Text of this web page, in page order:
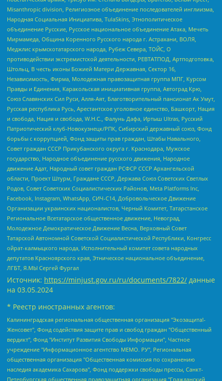
Misanthropic division, Религиозное объединение последователей инглиизма,
Народная Социальная Инициатива, TulaSkins, Этнополитическое
объединение Русские, Русское национальное объединение Атака, Мечеть
Мирмамеда, Община Коренного Русского народа г. Астрахани, ВОЛЯ,
Меджлис крымскотатарского народа, Рубеж Севера, ТОЙС, О
противодействии экстремистской деятельности, РЕВТАТПОД, Артподготовка,
Штольц, В честь иконы Божией Матери Державная, Сектор 16,
Независимость, Фирма, Молодежная правозащитная группа МПГ, Курсом
Правды и Единения, Каракольская инициативная группа, Автоград Крю,
Союз Славянских Сил Руси, Алля-Аят, Благотворительный пансионат Ак Умут,
Русская республика Русь, Арестантское уголовное единство, Башкорт, Нация
и свобода, Нация и свобода, W.H.С., Фалунь Дафа, Иртыш Ultras, Русский
Патриотический клуб-Новокузнецк/РПК, Сибирский державный союз, Фонд
борьбы с коррупцией, Фонд защиты прав граждан, Штабы Навального,
Совет граждан СССР Прикубанского округа г. Краснодара, Мужское
государство, Народное объединение русского движения, Народное
движение Адат, Народный совет граждан РСФСР СССР Архангельской
области, Проект Штурм, Граждане СССР, Держава Союз Советских Светлых
Родов, Совет Советских Социалистических Районов, Meta Platforms Inc,
Facebook, Instagram, WhatsApp, СИЧ-С14, Добровольческое Движение
Организации украинских националистов, Черный Комитет, Татарстанское
Региональное Всетатарское общественное движение, Невоград,
Молодежное Демократическое Движение Весна, Верховный Совет
Татарской Автономной Советской Социалистической Республики, Конгресс
ойрат-калмыцкого народа, Исполнительный комитет совета народных
депутатов Красноярского края, Этническое национальное объединение,
ЛГБТ, Я.МЫ Сергей Фургал
Источник: https://minjust.gov.ru/ru/documents/7822/ данные
на 03.05.2024
* Реестр иностранных агентов:
Калининградская региональная общественная организация "Экозащита!-Женсовет", Фонд содействия защите прав и свобод граждан "Общественный вердикт", Фонд "Институт Развития Свободы Информации", Частное учреждение "Информационное агентство МЕМО. РУ", Региональная общественная организация "Общественная комиссия по сохранению наследия академика Сахарова", Фонд поддержки свободы прессы, Санкт-Петербургская общественная правозащитная организация "Гражданский контроль", Межрегиональная общественная организация "Информационно-просветительский центр "Мемориал", Региональный Фонд "Центр Защиты Прав Средств Массовой Информации", с 05.12.2023 Фонд "Центр Защиты Прав Средств массовой информации", Региональная общественная благотворительная организация помощи беженцам и мигрантам "Гражданское содействие", Негосударственное образовательное учреждение дополнительного профессионального образования (повышение квалификации) специалистов "АКАДЕМИЯ ПО ПРАВАМ ЧЕЛОВЕКА", Свердловская региональная общественная организация "Сутяжник", Автономная некоммерческая организация "Центр независимых социологических исследований", Союз общественных объединений "Российский исследовательский центр по правам человека", Региональное общественное учреждение научно-информационный центр "МЕМОРИАЛ", Некоммерческая организация "Фонд защиты гласности", Автономная некоммерческая организация "Институт прав человека", Городская общественная организация "Екатеринбургское общество "МЕМОРИАЛ", Городская общественная организация "Рязанское историко-просветительское и правозащитное общество "Мемориал" (Рязанский Мемориал), Челябинский региональный орган общественной самодеятельности – женское общественное объединение "Женщины Евразии", Челябинский региональный орган общественной самодеятельности "Уральская правозащитная группа", Фонд содействия защите здоровья и социальной справедливости имени Андрея Рылькова, Автономная Некоммерческая Организация "Аналитический Центр Юрия Левады", Автономная некоммерческая организация социальной поддержки населения "Проект Апрель", Региональная общественная организация помощи женщинам и детям, находящимся в кризисной ситуации "Информационно-методический центр "Анна", Фонд содействия развитию массовых коммуникаций и правовому просвещению "Так-так-Так", Фонд содействия устойчивому развитию "Серебряная тайга", Свердловский региональный общественный фонд социальных проектов "Новое время", "Idel.Реалии", Кавказ.Реалии, Крым.Реалии, Телеканал Настоящее Время, Татаро-башкирская служба Радио Свобода (Azatliq Radiosi), Радио Свободная Европа/Радио Свобода (PCE/PC), "Сибирь.Реалии", "Фактограф", Благотворительный фонд помощи осужденным и их семьям, Автономная некоммерческая организация "Институт глобализации и социальных движений", Фонд "В защиту прав заключенных", Частное учреждение "Центр поддержки и содействия развитию средств массовой информации", Пензенский региональный общественный благотворительный фонд "Гражданский союз", "Север.Реалии", Некоммерческая организация Фонд "Правовая инициатива", Общество с ограниченной ответственностью "Радио Свободная Европа/Радио Свобода", Чешское информационное агентство "MEDIUM-ORIENT", Красноярская региональная общественная организация "Мы против СПИДа", Камалягин Денис Николаевич, Маркелов Сергей Евгеньевич, Пономарев Лев Александрович, Савицкая Людмила Алексеевна, Автономная некоммерческая организация "Центр по работе с проблемой насилия "НАСИЛИЮ.НЕТ", Межрегиональный профессиональный союз работников здравоохранения "Альянс врачей", Юридическое лицо, зарегистрированное в Латвийской Республике, SIA "Medusa Project" (регистрационный номер 40103797863, дата регистрации 10.06.2014), Некоммерческая организация "Фонд по борьбе с коррупцией", Автономная некоммерческая организация "Институт права и публичной политики", Баданин Роман Сергеевич, Гликин Максим Александрович, Железнова Мария Михайловна, Лукьянова Юлия Сергеевна, Маетная Елизавета Витальевна, Маняхин Петр Борисович, Чуракова Ольга Владимировна, Ярош Юлия Петровна, Юридическое лицо "The Insider SIA", зарегистрированное в Риге, Латвийская Республика (дата регистрации 26.06.2015), являющееся администратором доменного имени интернет-издания "The Insider SIA", https://theins.ru, Постернак Алексей Евгеньевич, Рубин Михаил Аркадьевич, Анин Роман Александрович, Юридическое лицо Istories fonds, зарегистрированное в Латвийской Республике (регистрационный номер 50008295751, дата регистрации 24.02.2020), Великовский Дмитрий Александрович, Долинина Ирина Николаевна, Мароховская Алеся Алексеевна, Шлейнов Роман Юрьевич, Шмагун Олеся Валентиновна, Общество с ограниченной ответственностью "Альтаир 2021", Общество с ограниченной ответственностью "Вега 2021", Общество с ограниченной ответственностью "Главный редактор 2021", Общество с ограниченной ответственностью "Ромашки монолит", Важенков Артем Валерьевич, Ивановская областная общественная организация "Центр гендерных исследований", Гурман Юрий Альбертович, Медиапроект "ОВД-Инфо", Егоров Владимир Владимирович, Жилинский Владимир Александрович, Общество с ограниченной ответственностью "ЗП", Иванова София Юрьевна, Карезина Инна Павловна, Кильтау Екатерина Викторовна, Петров Алексей Викторович, Пискунов Сергей Евгеньевич, Смирнов Сергей Сергеевич, Тихонов Михаил Сергеевич, Общество с ограниченной ответственностью "ЖУРНАЛИСТ-ИНОСТРАННЫЙ АГЕНТ", Арапова Галина Юрьевна, Вольтская Татьяна Анатольевна, Американская компания "Mason G.E.S. Anonymous Foundation" (США), являющаяся владельцем интернет-издания https://mnews.world/, Компания "Stichting Bellingcat", зарегистрированная в Нидерландах (дата регистрации 11.07.2018), Захаров Андрей Вячеславович, Клепиковская Екатерина Дмитриевна, Общество с ограниченной ответственностью "МЕМО", Перл Роман Александрович, Симонов Евгений Алексеевич, Соловьева Елена Анатольевна, Сотников Даниил Владимирович, Сурначева Елизавета Дмитриевна, Автономная некоммерческая организация по защите прав человека и информированию населения "Якутия – Наше Мнение", Общество с ограниченной ответственностью "Москоу диджитал медиа", с 26.01.2023 Общество с ограниченной ответственностью "Чайка Белые сады", Ветошкина Валерия Валерьевна, Заговора Максим Александрович, Межрегиональное общественное движение "Российская ЛГБТ - сеть", Оленичев Максим Владимирович, Павлов Иван Юрьевич, Скворцова Елена Сергеевна, Общество с ограниченной ответственностью "Как бы инагент", Кочетков Игорь Викторович, Общество с ограниченной ответственностью "Честные выборы", Еланчик Олег Александрович, Общество с ограниченной ответственностью "Нобелевский призыв", Гималова Регина Эмилевна, Григорьев Андрей Валерьевич, Григорьева Алина Александровна, Ассоциация по содействию защите прав призывников, альтернативнослужащих и военнослужащих "Правозащитная группа "Гражданин.Армия.Право", Хисамова Регина Фаритовна, Автономная некоммерческая организация по реализации социально-правовых программ "Лилит", Дальневосточное общественное движение "Маяк", Санкт-Петербургская ЛГБТ-инициативная группа "Выход", Инициативная группа ЛГБТ+ "Реверс", Алексеев Андрей Викторович, Бекбулатова Таисия Львовна, Беляев Иван Михайлович, Владыкина Елена Сергеевна, Гельман Марат Александрович, Никульшина Вероника Юрьевна, Толоконникова Надежда Андреевна, Шендерович Виктор Анатольевич, Общество с ограниченной ответственностью "Данное сообщение", Общество с ограниченной ответственностью Издательский дом "Новая глава", Айнбиндер Александра Александровна, Московский комьюнити-центр для ЛГБТ+инициатив, Благотворительный фонд развития филантропии, Deutsche Welle (Германия, Kurt-Schumacher-Strasse 3, 53113 Bonn), Борзунова Мария Михайловна, Воробьев Виктор Викторович, Голубева Анна Львовна, Константинова Алла Михайловна, Малкова Ирина Владимировна, Мурадов Мурад Абдулгалимович, Осетинская Елизавета Николаевна, Понасенков Евгений Николаевич, Ганапольский Матвей Юрьевич, Киселев Евгений Алексеевич, Борухович Ирина Григорьевна, Дремин Иван Тимофеевич, Дубровский Дмитрий Викторович, Красноярская региональная общественная организация поддержки и развития альтернативных образовательных технологий и межкультурных коммуникаций "ИНТЕРРА", Маяковская Екатерина Алексеевна, Фейгин Марк Захарович, Филимонов Андрей Викторович, Дзугкоева Регина Николаевна, Доброхотов Роман Александрович, Дудь Юрий Александрович, Елкин Сергей Владимирович, Кругликов Кирилл Игоревич, Сабунаева Мария Леонидовна, Семенов Алексей Владимирович, Шаинян Карен Багратович, Шульман Екатерина Михайловна, Асафьев Артур Валерьевич, Вахштайн Виктор Семенович, Венедиктов Алексей Алексеевич, Лушникова Екатерина Евгеньевна, Волков Леонид Михайлович, Невзоров Александр Глебович, Пархоменко Сергей Борисович, Сироткин Ярослав Николаевич, Кара-Мурза Владимир Владимирович, Баранова Наталья Владимировна, Гозман Леонид Яковлевич, Кагарлицкий Борис Юльевич, Климарев Михаил Валерьевич, Милов Владимир Станиславович, Автономная некоммерческая организация Краснодарский центр современного искусства "Типография", Моргенштерн Алишер Тагирович, Соболь Любовь Эдуардовна, Общество с ограниченной ответственностью "ЛИЗА НОРМ", Каспаров Гарри Кимович, Ходорковский Михаил Борисович, Общество с ограниченной ответственностью "Апрельские тезисы", Данилович Ирина Брониславовна, Кашин Олег Владимирович, Петров Николай Владимирович, Пивоваров Алексей Владимирович, Соколов Михаил Владимирович, Цветкова Юлия Владимировна, Чичваркин Евгений Александрович, Комитет против пыток/Команда против пыток, Общество с ограниченной ответственностью "Первый научный", Общество с ограниченной ответственностью "Вертолет и ко", Белоцерковская Вероника Борисовна, Кац Максим Евгеньевич, Лазарева Татьяна Юрьевна, Шаведдинов Руслан Табризович, Яшин Илья Валерьевич, Общество с ограниченной ответственностью "Иноагент ААВ", Алешковский Дмитрий Петрович, Альбац Евгения Марковна, Быков Дмитрий Львович, Галямина Юлия Евгеньевна, Лойко Сергей Леонидович, Мартынов Кирилл Константинович, Медведев Сергей Александрович, Крашенинников Федор Геннадиевич, Гордеева Катерина Вл